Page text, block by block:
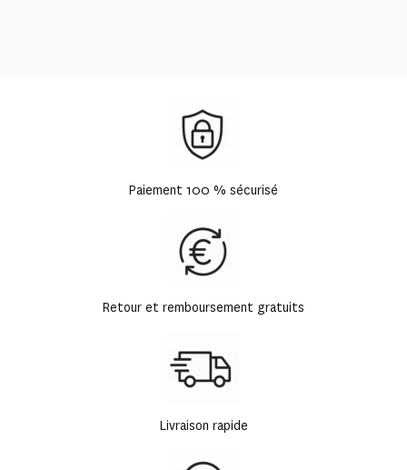
Paiement 100 % sécurisé
Retour et remboursement gratuits
Livraison rapide